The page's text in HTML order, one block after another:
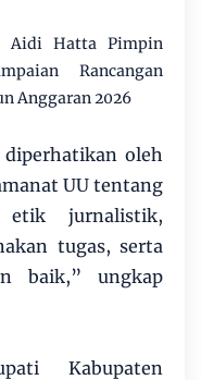
Aidi Hatta Pimpin
Rancangan
Anggaran 2026
diperhatikan oleh
UU tentang
etik jurnalistik,
tugas, serta
baik,” ungkap
Kabupaten